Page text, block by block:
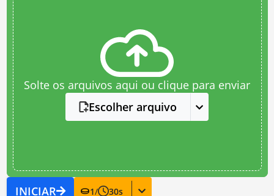
Solte os arquivos aqui ou clique para enviar
Escolher arquivo
INICIAR 1/ 30s